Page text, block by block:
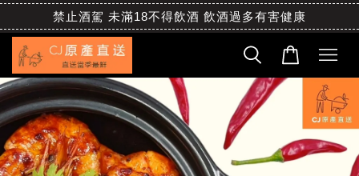
禁止酒駕 未滿18不得飲酒 飲酒過多有害健康